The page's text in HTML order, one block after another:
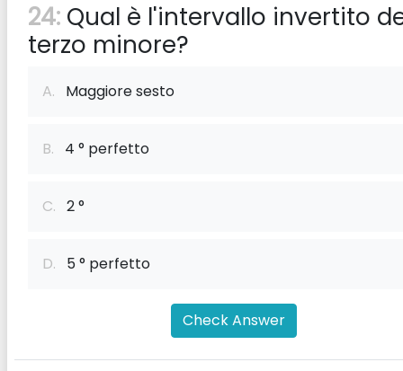
24: Qual è l'intervallo invertito
terzo minore?
A. Maggiore sesto
B. 4 ° perfetto
C. 2 °
D. 5 ° perfetto
Check Answer